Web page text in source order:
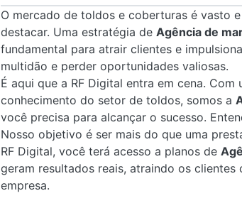
O mercado de toldos e coberturas é vasto
destacar. Uma estratégia de Agência de
fundamental para atrair clientes e
multidão e perder oportunidades valiosas.
É aqui que a RF Digital entra em cena.
conhecimento do setor de toldos, somos a
você precisa para alcançar o sucesso.
Nosso objetivo é ser mais do que uma
RF Digital, você terá acesso a planos de
geram resultados reais, atraindo os
empresa.